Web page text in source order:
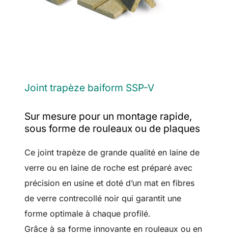
Joint trapèze baiform SSP-V
Sur mesure pour un montage rapide,
sous forme de rouleaux ou de plaques
Ce joint trapèze de grande qualité en laine de
verre ou en laine de roche est préparé avec
précision en usine et doté d’un mat en fibres
de verre contrecollé noir qui garantit une
forme optimale à chaque profilé.
Grâce à sa forme innovante en rouleaux ou en